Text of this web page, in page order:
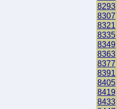
8293
8307
8321
8335
8349
8363
8377
8391
8405
8419
8433